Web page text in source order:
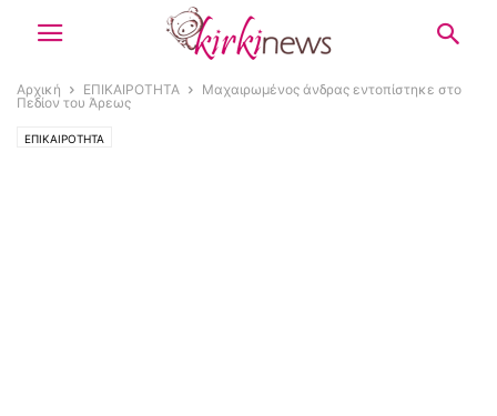
Αρχική ΕΠΙΚΑΙΡΟΤΗΤΑ
Μαχαιρωμένος άνδρας εντοπίστηκε στο
Πεδίον του Άρεως
ΕΠΙΚΑΙΡΟΤΗΤΑ